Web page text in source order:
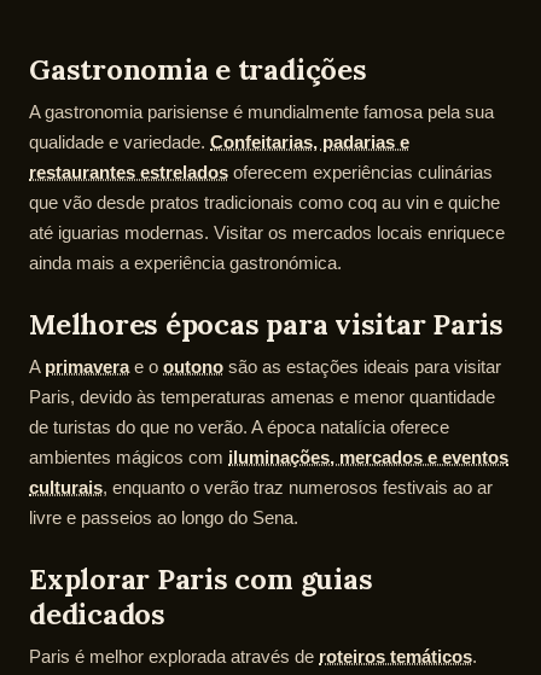
Gastronomia e tradições
A gastronomia parisiense é mundialmente famosa pela sua
qualidade e variedade. Confeitarias, padarias e
restaurantes estrelados oferecem experiências culinárias
que vão desde pratos tradicionais como coq au vin e quiche
até iguarias modernas. Visitar os mercados locais enriquece
ainda mais a experiência gastronómica.
Melhores épocas para visitar Paris
A primaverae o outono são as estações ideais para visitar
Paris, devido às temperaturas amenas e menor quantidade
de turistas do que no verão. A época natalícia oferece
ambientes mágicos com iluminações, mercados e eventos
culturais, enquanto o verão traz numerosos festivais ao ar
livre e passeios ao longo do Sena.
Explorar Paris com guias
dedicados
Paris é melhor explorada através de roteiros temáticos.